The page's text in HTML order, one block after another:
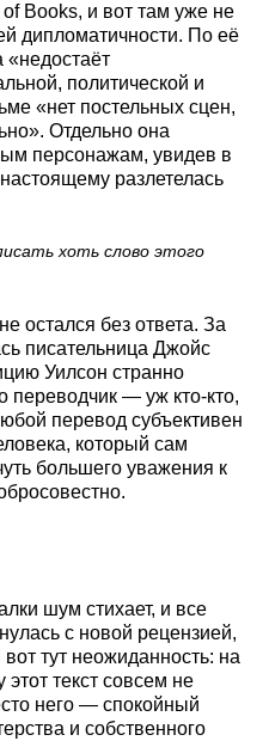
Books, и вот там уже не
дипломатичности. По её
политической и
«нет постельных сцен,
Отдельно она
персонажам, увидев в
разлетелась
хоть слово этого
остался без ответа. За
писательница Джойс
Уилсон странно
переводчик — уж кто-кто,
перевод субъективен
который сам
большего уважения к
шум стихает, и все
с новой рецензией,
тут неожиданность: на
текст совсем не
него — спокойный
и собственного